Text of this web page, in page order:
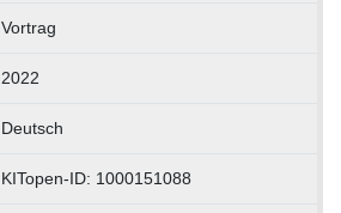
Vortrag
2022
Deutsch
KITopen-ID: 1000151088